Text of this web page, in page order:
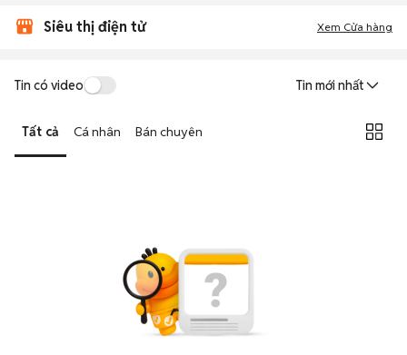
Siêu thị điện tử Xem Cửa hàng
Tin có video Tin mới nhất
Tất cả Cá nhân Bán chuyên